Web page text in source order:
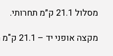
מסלול 21.1 ק״מ תחרותי.
מקצה אופני יד – 21.1 ק"מ תחרותי